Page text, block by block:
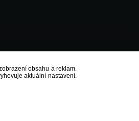
obsahu a reklam.
aktuální nastavení.